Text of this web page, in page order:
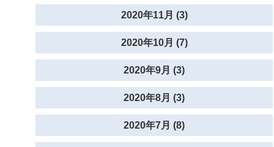
2020年11月 (3)
2020年10月 (7)
2020年9月 (3)
2020年8月 (3)
2020年7月 (8)